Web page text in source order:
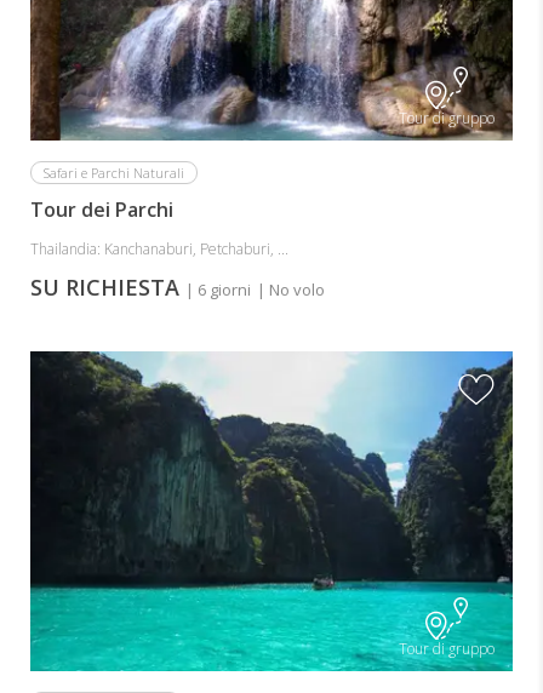
Tour di gruppo
Safari e Parchi Naturali
Tour dei Parchi
Thailandia: Kanchanaburi, Petchaburi, ...
SU RICHIESTA | 6 giorni | No volo
Tour di gruppo